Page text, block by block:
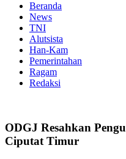
Beranda
News
TNI
Alutsista
Han-Kam
Pemerintahan
Ragam
Redaksi
ODGJ Resahkan
Ciputat Timur